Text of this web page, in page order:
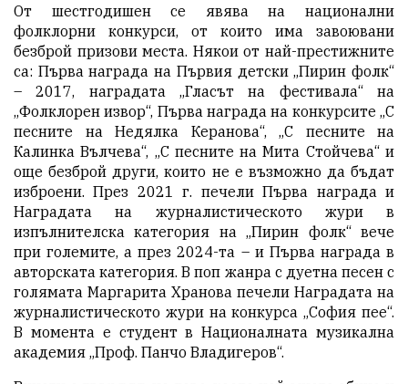
От шестгодишен се явява на национални
фолклорни конкурси, от които има завоювани
безброй призови места. Някои от най-престижните
са: Първа награда на Първия детски „Пирин фолк“
– 2017, наградата „Гласът на фестивала“ на
„Фолклорен извор“, Първа награда на конкурсите „С
песните на Недялка Керанова“, „С песните на
Калинка Вълчева“, „С песните на Мита Стойчева“ и
още безброй други, които не е възможно да бъдат
изброени. През 2021 г. печели Първа награда и
Наградата на журналистическото жури в
изпълнителска категория на „Пирин фолк“ вече
при големите, а през 2024-та – и Първа награда в
авторската категория. В поп жанра с дуетна песен с
голямата Маргарита Хранова печели Наградата на
журналистическото жури на конкурса „София пее“.
В момента е студент в Националната музикална
академия „Проф. Панчо Владигеров“.